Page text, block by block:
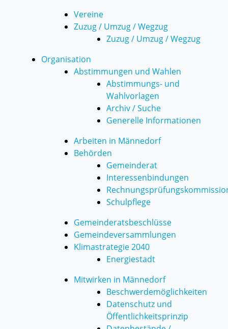
Vereine
Zuzug / Umzug / Wegzug
Zuzug / Umzug / Wegzug
Organisation
Abstimmungen und Wahlen
Abstimmungs- und
Wahlvorlagen
Archiv / Suche
Generelle Informationen
Arbeiten in Männedorf
Behörden
Gemeinderat
Interessenbindungen
Schulpflege
Gemeinderatsbeschlüsse
Gemeindeversammlungen
Klimastrategie 2040
Energiestadt
Mitwirken in Männedorf
Beschwerdemöglichkeiten
Datenschutz und
Öffentlichkeitsprinzip